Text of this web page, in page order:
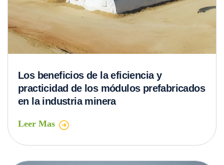
Los beneficios de la eficiencia y
practicidad de los módulos prefabricados
en la industria minera
Leer Mas